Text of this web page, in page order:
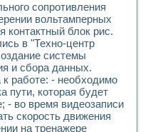
«Изучение магнитных
основ интерфейсов обмена по
изучение адиабатического
электрических переходных
обработки результатов
плазменных измерений с
комплекс. Назначение. Состав.
NATIONAL INSTRUMENTS
сопротивления
вольтамперных
контактный блок рис.
в "Техно-центр
системы
и сбора данных.
к работе: - необходимо
пути, которая будет
- во время видеозаписи
скорость движения
на тренажере